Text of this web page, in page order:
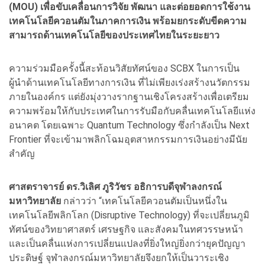
(MOU) เพื่อขับเคลื่อนการวิจัย พัฒนา และต่อยอดการใช้งาน
เทคโนโลยีควอนตัมในภาคการเงิน พร้อมยกระดับขีดความ
สามารถด้านเทคโนโลยีของประเทศไทยในระยะยาว
ความร่วมมือครั้งนี้สะท้อนวิสัยทัศน์ของ SCBX ในการเป็น
ผู้นำด้านเทคโนโลยีทางการเงิน ที่ไม่เพียงเร่งสร้างนวัตกรรม
ภายในองค์กร แต่ยังมุ่งวางรากฐานเชิงโครงสร้างเพื่อเตรียม
ความพร้อมให้กับประเทศในการรับมือกับคลื่นเทคโนโลยีแห่ง
อนาคต โดยเฉพาะ Quantum Technology ซึ่งกำลังเป็น Next
Frontier ที่จะเข้ามาพลิกโฉมอุตสาหกรรมการเงินอย่างมีนัย
สำคัญ
ศาสตราจารย์ ดร.วิเลิศ ภูริวัชร อธิการบดีจุฬาลงกรณ์
มหาวิทยาลัย กล่าวว่า “เทคโนโลยีควอนตัมเป็นหนึ่งใน
เทคโนโลยีพลิกโลก (Disruptive Technology) ที่จะเปลี่ยนภูมิ
ทัศน์ของวิทยาศาสตร์ เศรษฐกิจ และสังคมในทศวรรษหน้า
และเป็นคลื่นแห่งการเปลี่ยนแปลงที่ยิ่งใหญ่ยิ่งกว่ายุคปัญญา
ประดิษฐ์ จุฬาลงกรณ์มหาวิทยาลัยจึงยกให้เป็นวาระเชิง